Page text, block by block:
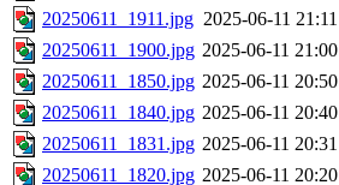
20250611_1911.jpg 2025-06-11 21:11
20250611_1900.jpg 2025-06-11 21:00
20250611_1850.jpg 2025-06-11 20:50
20250611_1840.jpg 2025-06-11 20:40
20250611_1831.jpg 2025-06-11 20:31
20250611_1820.jpg 2025-06-11 20:20